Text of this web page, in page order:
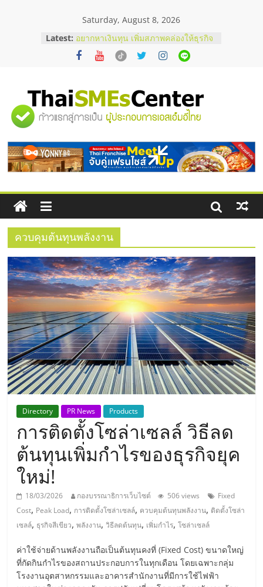
Saturday, August 8, 2026
Latest: อยากหาเงินทุน เพิ่มสภาพคล่องให้ธุรกิจ
เริ่มยังไงให้ผ่านฉลุย
สัมมนาออนไลน์ โอกาสบริหารสถานี
ThaiFranchise Meet Up จับคู่แฟรน
ไชส์ ครั้งที่ 8
ร้านเครื่องเสียงคุณภาพสูง พร้อม
บริษัท Cybersecurity ในไทยที่ไหนดี?
วิธีเลือกผู้ให้บริการให้คุ้มค่าและตอบ
โจทย์ธุรกิจ
"ศูนย์
รวม
ข้อมูล
ธุรกิจ
SME
แห่ง
ประเทศไทย,
ThaiSMEsCenter,
รวม
ธุรกิจ
เอ
ส
เอ็
มอี
ไทย,
ควบคุมต้นทุนพลังงาน
Directory PR News Products
การติดตั้งโซล่าเซลล์ วิธีลด
ต้นทุนเพิ่มกำไรของธุรกิจยุค
ใหม่!
18/03/2026 กองบรรณาธิการเว็บไซต์ 506 views
Fixed
Cost, Peak Load, การติดตั้งโซล่าเซลล์, ควบคุมต้นทุนพลังงาน, ติดตั้งโซล่า
เซลล์, ธุรกิจสีเขียว,พลังงาน,วิธีลดต้นทุน, เพิ่มกำไร,โซล่าเซลล์
ค่าใช้จ่ายด้านพลังงานถือเป็นต้นทุนคงที่ (Fixed Cost) ขนาดใหญ่
ที่กัดกินกำไรของสถานประกอบการในทุกเดือน โดยเฉพาะกลุ่ม
โรงงานอุตสาหกรรมและอาคารสำนักงานที่มีการใช้ไฟฟ้า